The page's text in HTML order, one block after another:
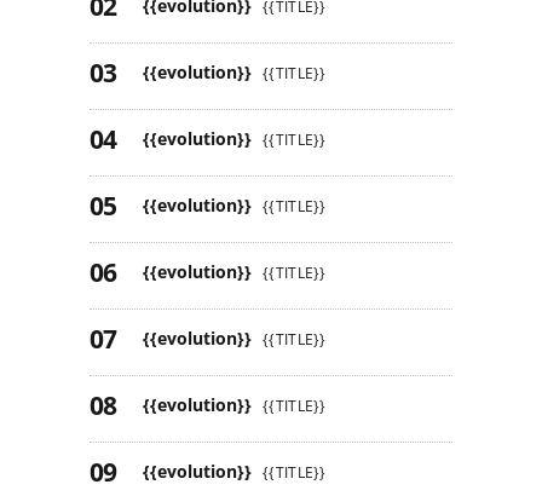
{{evolution}} {{TITLE}}
{{evolution}} {{TITLE}}
{{evolution}} {{TITLE}}
{{evolution}} {{TITLE}}
{{evolution}} {{TITLE}}
{{evolution}} {{TITLE}}
{{evolution}} {{TITLE}}
{{evolution}} {{TITLE}}